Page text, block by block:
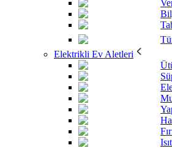
Elektrikli Ev Aletleri